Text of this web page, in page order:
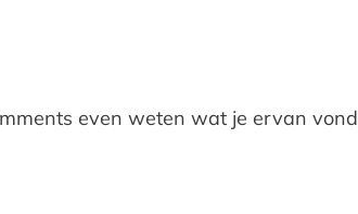
even weten wat je ervan